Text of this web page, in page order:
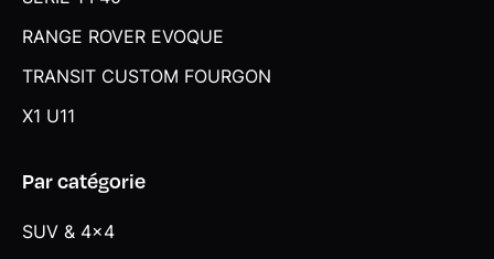
RANGE ROVER EVOQUE
TRANSIT CUSTOM FOURGON
X1 U11
Par catégorie
SUV & 4x4